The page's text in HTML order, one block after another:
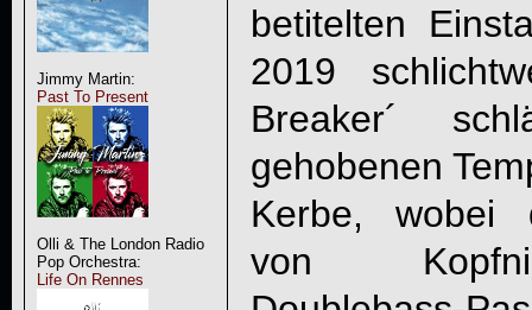
Jimmy Martin:
Past To Present
Olli & The London Radio
Pop Orchestra:
Life On Rennes
betitelten
2019
Breaker´
gehobenen
Kerbe, wobei
von